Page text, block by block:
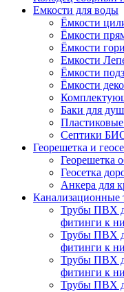
Емкости для воды
Ёмкости
Ёмкости
Ёмкости
Емкости
Ёмкости
Ёмкости
Баки для
Септики
Георешетка и
Георешетка
Геосетка
Анкера для
Канализационные
Трубы ПВХ
фитинги к
Трубы ПВХ
фитинги к
Трубы ПВХ
фитинги к
Трубы ПВХ